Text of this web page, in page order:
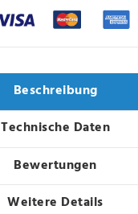
Beschreibung
Technische Daten
Bewertungen
Weitere Details